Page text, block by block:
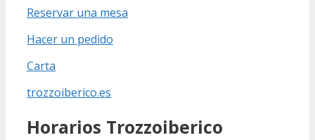
Reservar una mesa
Hacer un pedido
Carta
trozzoiberico.es
Horarios Trozzoiberico